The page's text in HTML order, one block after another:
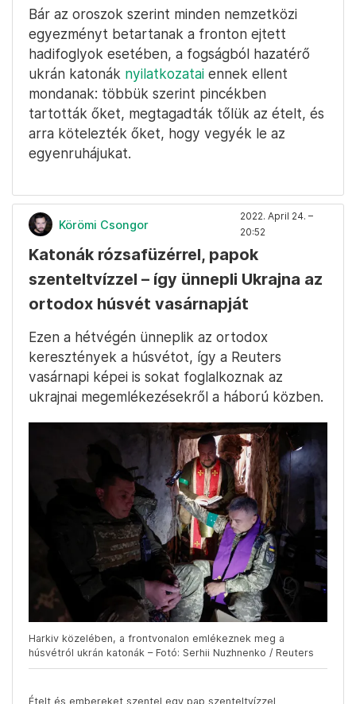
Bár az oroszok szerint minden nemzetközi
egyezményt betartanak a fronton ejtett
hadifoglyok esetében, a fogságból hazatérő
ukrán katonák nyilatkozatai ennek ellent
mondanak: többük szerint pincékben
tartották őket, megtagadták tőlük az ételt, és
arra kötelezték őket, hogy vegyék le az
egyenruhájukat.
Körömi Csongor
2022. April 24. –
20:52
Katonák rózsafüzérrel, papok
szenteltvízzel – így ünnepli Ukrajna az
ortodox húsvét vasárnapját
Ezen a hétvégén ünneplik az ortodox
keresztények a húsvétot, így a Reuters
vasárnapi képei is sokat foglalkoznak az
ukrajnai megemlékezésekről a háború közben.
Harkiv közelében, a frontvonalon emlékeznek meg a
húsvétról ukrán katonák – Fotó: Serhii Nuzhnenko / Reuters
Ételt és embereket szentel egy pap szenteltvízzel